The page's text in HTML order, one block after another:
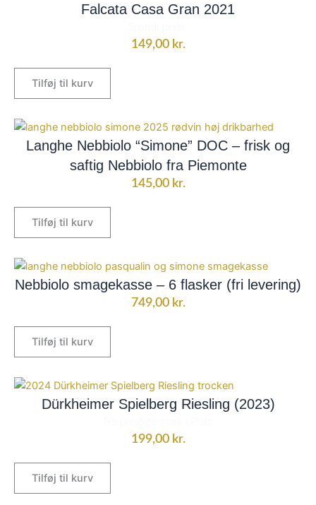
Falcata Casa Gran 2021
149,00 kr.
Tilføj til kurv
Langhe Nebbiolo “Simone” DOC – frisk og
saftig Nebbiolo fra Piemonte
145,00 kr.
Tilføj til kurv
Nebbiolo smagekasse – 6 flasker (fri levering)
749,00 kr.
Tilføj til kurv
Dürkheimer Spielberg Riesling (2023)
199,00 kr.
Tilføj til kurv